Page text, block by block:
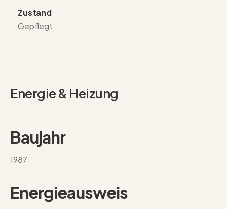
Zustand
Gepflegt
Energie & Heizung
Baujahr
1987
Energieausweis